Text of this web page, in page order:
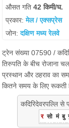
औसत गति42 किमी/घ.
प्रकार:मेल / एक्सप्रेस
जोन:दक्षिण मध्य रेलवे
ट्रेन संख्या 07590 /
तिरुपति के बीच रोजाना
प्रस्थान और ठहराव का
कितने समय के लिए रूकती
कदिरिदेवरपल्लि से
र सो मं बु